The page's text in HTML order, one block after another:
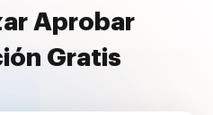
Aprobar
Gratis